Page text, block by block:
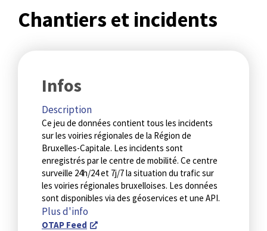
Chantiers et incidents
Infos
Description
Ce jeu de données contient tous les incidents
sur les voiries régionales de la Région de
Bruxelles-Capitale. Les incidents sont
enregistrés par le centre de mobilité. Ce centre
surveille 24h/24 et 7j/7 la situation du trafic sur
les voiries régionales bruxelloises. Les données
sont disponibles via des géoservices et une API.
Plus d'info
OTAP Feed